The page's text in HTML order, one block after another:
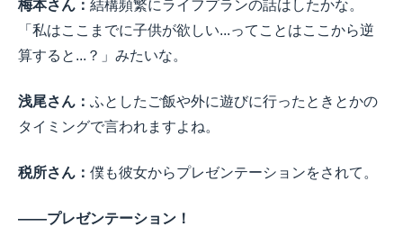
梅本さん： 結構頻繁にライフプランの話はしたかな。
「私はここまでに子供が欲しい...ってことはここから逆
算すると...？」みたいな。
浅尾さん： ふとしたご飯や外に遊びに行ったときとかの
タイミングで言われますよね。
税所さん： 僕も彼女からプレゼンテーションをされて。
――プレゼンテーション！